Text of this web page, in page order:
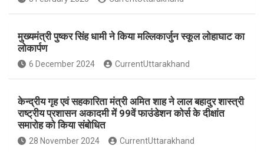
o
k
p
p
मुख्यमंत्री पुष्कर सिंह धामी ने किया मल्लिकार्जुन स्कूल लोहाघाट का
लोकार्पण
6 December 2024 CurrentUttarakhand
केन्द्रीय गृह एवं सहकारिता मंत्री अमित शाह ने लाल बहादुर शास्त्री
राष्ट्रीय प्रशासन अकादमी में 99वें फाउंडेशन कोर्स के दीक्षांत
समारोह को किया संबोधित
28 November 2024 CurrentUttarakhand